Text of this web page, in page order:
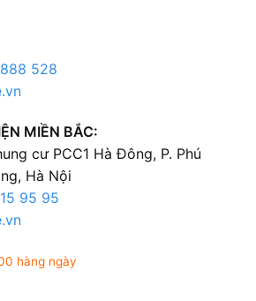
528
MIỀN BẮC:
cư PCC1 Hà Đông, P. Phú
Hà Nội
95 95
hàng ngày